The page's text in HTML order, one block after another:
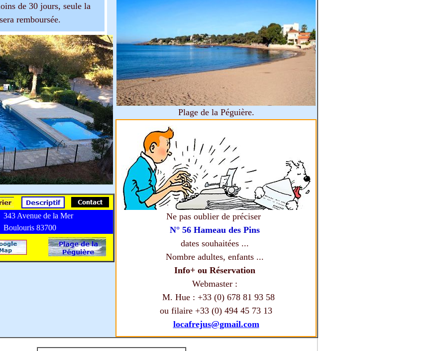
de 30 jours, seule la
remboursée.
343 Avenue de la Mer
Boulouris 83700
Plage de la Péguière.
Ne pas oublier de préciser
N° 56 Hameau des Pins
dates souhaitées ...
Nombre adultes, enfants ...
Info+ ou Réservation
Webmaster :
M. Hue : +33 (0) 678 81 93 58
ou filaire +33 (0) 494 45 73 13
locafrejus@gmail.com